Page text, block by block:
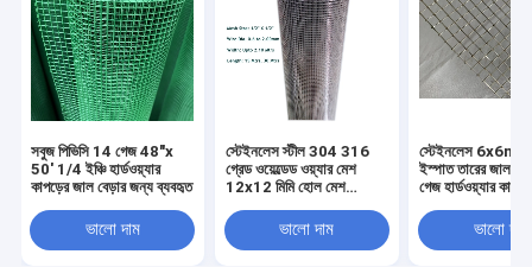
সবুজ পিভিসি 14 গেজ 48"x
50' 1/4 ইঞ্চি হার্ডওয়্যার
কাপড়ের জাল বেড়ার জন্য ব্যবহৃত
ভালো দাম
স্টেইনলেস স্টীল 304 316
গ্রেড ওয়েল্ডেড ওয়্যার মেশ
12x12 মিমি হোল মেশ
ভালো দাম
স্টেইনলেস 6x6mm
ইস্পাত তারের জাল
গেজ হার্ডওয়্যার কাপড়
ভালো দাম